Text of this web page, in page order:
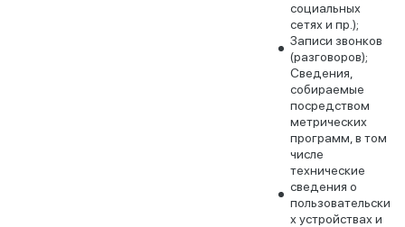
социальных
сетях и пр.);
Записи звонков
(разговоров);
Сведения,
собираемые
посредством
метрических
программ, в том
числе
технические
сведения о
пользовательски
х устройствах и